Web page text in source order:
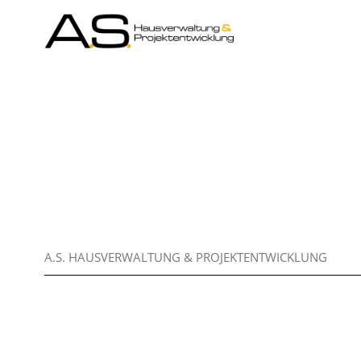
A.S. HAUSVERWALTUNG & PROJEKTENTWICKLUNG